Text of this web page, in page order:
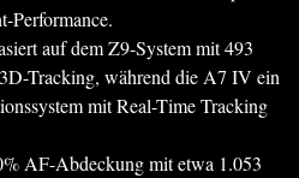
Performance.
auf dem Z9-System mit 493
Tracking, während die A7 IV ein
mit Real-Time Tracking
AF-Abdeckung mit etwa 1.053